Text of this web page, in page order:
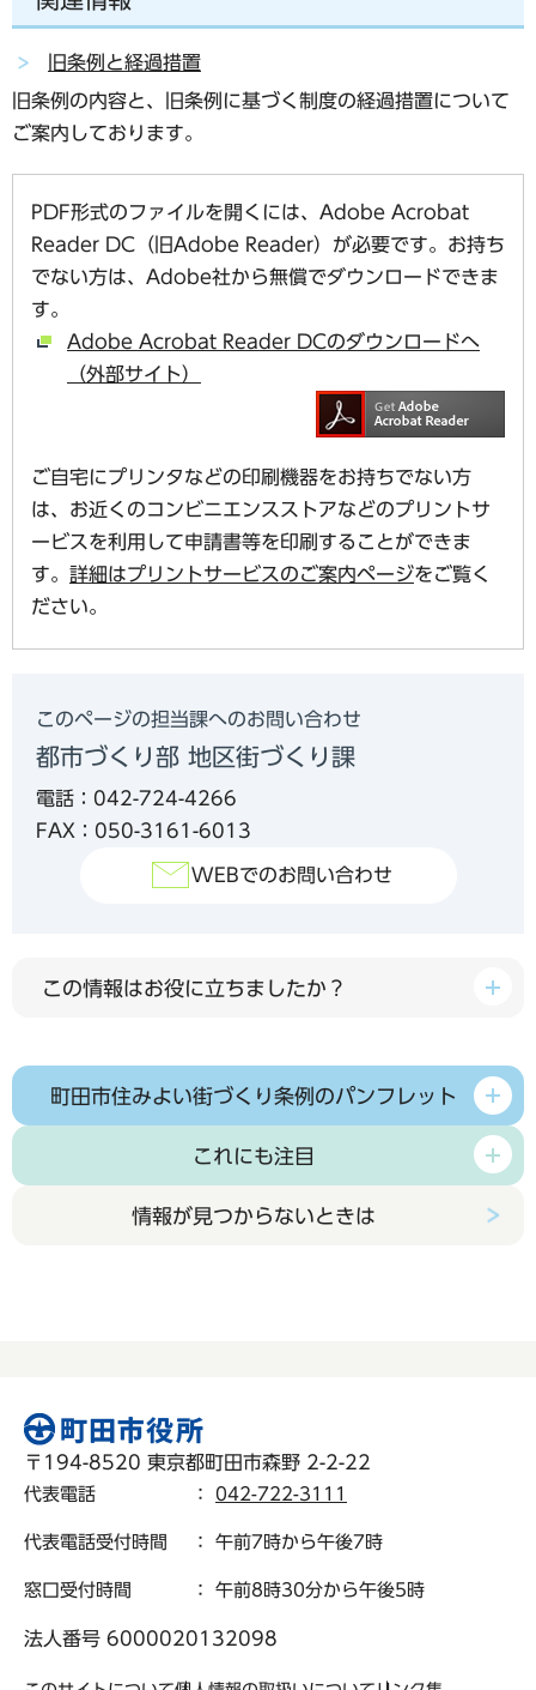
旧条例と経過措置
旧条例の内容と、旧条例に基づく制度の経過措置について
ご案内しております。
PDF形式のファイルを開くには、Adobe Acrobat
Reader DC（旧Adobe Reader）が必要です。お持ち
でない方は、Adobe社から無償でダウンロードできま
す。
Adobe Acrobat Reader DCのダウンロードへ
（外部サイト）
ご自宅にプリンタなどの印刷機器をお持ちでない方
は、お近くのコンビニエンスストアなどのプリントサ
ービスを利用して申請書等を印刷することができま
す。 詳細はプリントサービスのご案内ページをご覧く
ださい。
このページの担当課へのお問い合わせ
都市づくり部 地区街づくり課
電話：042-724-4266
FAX：050-3161-6013
WEBでのお問い合わせ
この情報はお役に立ちましたか？
町田市住みよい街づくり条例のパンフレット
これにも注目
情報が見つからないときは
〒194-8520 東京都町田市森野 2-2-22
代表電話 ： 042-722-3111
代表電話受付時間 ： 午前7時から午後7時
窓口受付時間 ： 午前8時30分から午後5時
法人番号 6000020132098